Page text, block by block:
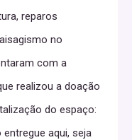
reparos
no
com a
realizou a doação
do espaço:
aqui, seja